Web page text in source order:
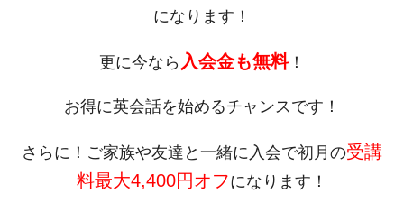
になります！
更に今なら 入会金も無料！
お得に英会話を始めるチャンスです！
さらに！ご家族や友達と一緒に入会で初月の受講
料最大4,400円オフになります！